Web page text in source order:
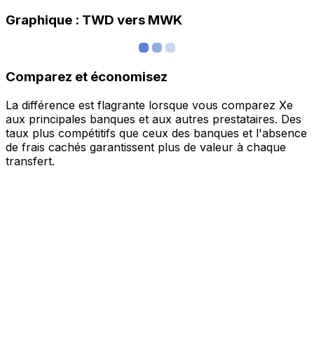
Graphique : TWD vers MWK
Comparez et économisez
La différence est flagrante lorsque vous comparez Xe
aux principales banques et aux autres prestataires. Des
taux plus compétitifs que ceux des banques et l'absence
de frais cachés garantissent plus de valeur à chaque
transfert.